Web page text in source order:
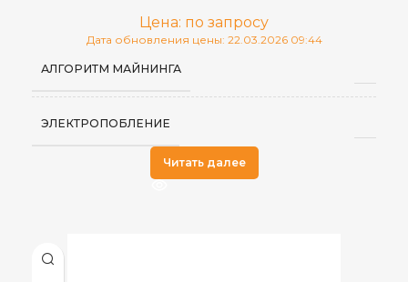
Цена: по запросу
Дата обновления цены: 22.03.2026 09:44
АЛГОРИТМ МАЙНИНГА
ЭЛЕКТРОПОБЛЕНИЕ
Читать далее